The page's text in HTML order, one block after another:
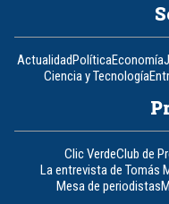
ActualidadPolíticaEconomía
Ciencia y Tecnología
Clic VerdeClub de
La entrevista de Tomás
Mesa de periodistas